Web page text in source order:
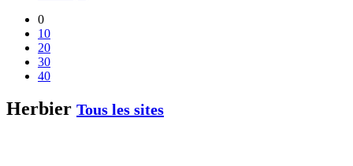
0
10
20
30
40
Herbier Tous les sites